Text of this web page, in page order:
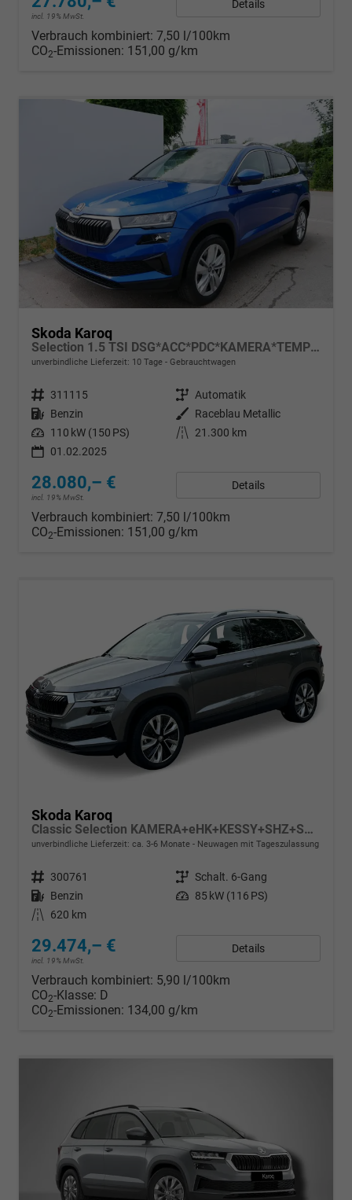
incl. 19% MwSt.
Details
Verbrauch kombiniert: 7,50 l/100km
CO2-Emissionen: 151,00 g/km
Skoda Karoq
Selection 1.5 TSI DSG*ACC*PDC*KAMERA*TEMPOMAT*LED*SMARTLINK*KLIMA*RADIO*17-ZOLL
unverbindliche Lieferzeit: 10 Tage Gebrauchtwagen
Fahrzeugnr. 311115 Getriebe Automatik
Kraftstoff Benzin Außenfarbe
Raceblau Metallic
Leistung 110 kW (150 PS) Kilometerstand
21.300 km
01.02.2025
28.080,– €
incl. 19% MwSt.
Details
Verbrauch kombiniert: 7,50 l/100km
CO2-Emissionen: 151,00 g/km
Skoda Karoq
Classic Selection KAMERA+eHK+KESSY+SHZ+SMARTLINK+LED+16" ALU
unverbindliche Lieferzeit: ca. 3-6 Monate Neuwagen mit Tageszulassung
Fahrzeugnr. 300761 Getriebe Schalt. 6-Gang
Kraftstoff Benzin Leistung 85 kW (116 PS)
Kilometerstand
620 km
29.474,– €
incl. 19% MwSt.
Details
Verbrauch kombiniert: 5,90 l/100km
CO2-Klasse: D
CO2-Emissionen: 134,00 g/km